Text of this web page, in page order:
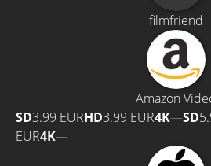
filmfriend
Amazon
SD3.99 EURHD3.99 EUR4K—SD
EUR4K—